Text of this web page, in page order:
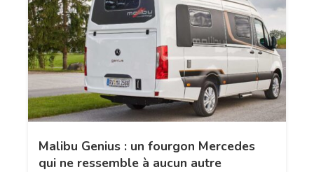
Malibu Genius : un fourgon Mercedes
qui ne ressemble à aucun autre